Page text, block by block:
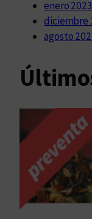
enero 2023
diciembre
agosto